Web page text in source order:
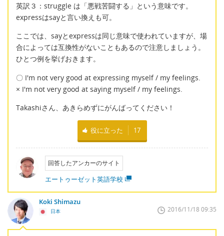
英訳３：struggle は「悪戦苦闘する」という意味です。
expressはsayと言い換えも可。
ここでは、sayとexpressは同じ意味で使われていますが、場
合によっては互換性がないこともあるので注意しましょう。
ひとつ例を挙げおきます。
〇 I'm not very good at expressing myself / my feelings.
× I'm not very good at saying myself / my feelings.
Takashiさん、あきらめずにがんばってください！
役に立った 17
回答したアンカーのサイト
エートゥーゼット英語学校
Koki Shimazu
日本 2016/11/18 09:35